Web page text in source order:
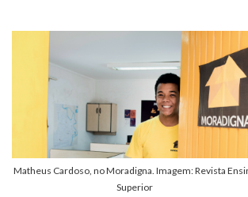
Matheus Cardoso, no Moradigna. Imagem: Revista
Superior